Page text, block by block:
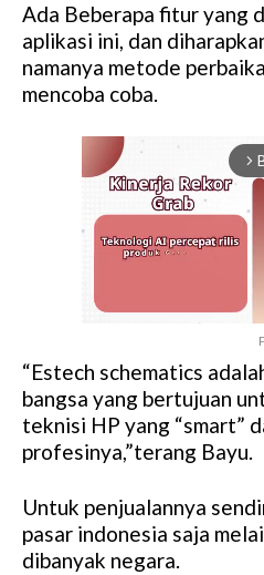
Ada Beberapa fitur yang
aplikasi ini, dan
namanya metode
mencoba coba.
arrow_forward_ios
“Estech schematics
bangsa yang bertujuan
teknisi HP yang “smart”
profesinya,”terang Bayu.
Untuk penjualannya
pasar indonesia saja
dibanyak negara.